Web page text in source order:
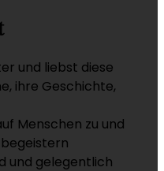
und liebst diese
ihre Geschichte,
Menschen zu und
und gelegentlich